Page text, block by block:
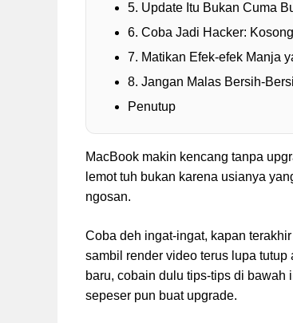
5. Update Itu Bukan Cuma
6. Coba Jadi Hacker:
7. Matikan Efek-efek Manja
8. Jangan Malas Bersih-
Penutup
MacBook makin kencang tanpa
lemot tuh bukan karena usianya
ngosan.
Coba deh ingat-ingat, kapan
sambil render video terus lupa
baru, cobain dulu tips-tips di
sepeser pun buat upgrade.